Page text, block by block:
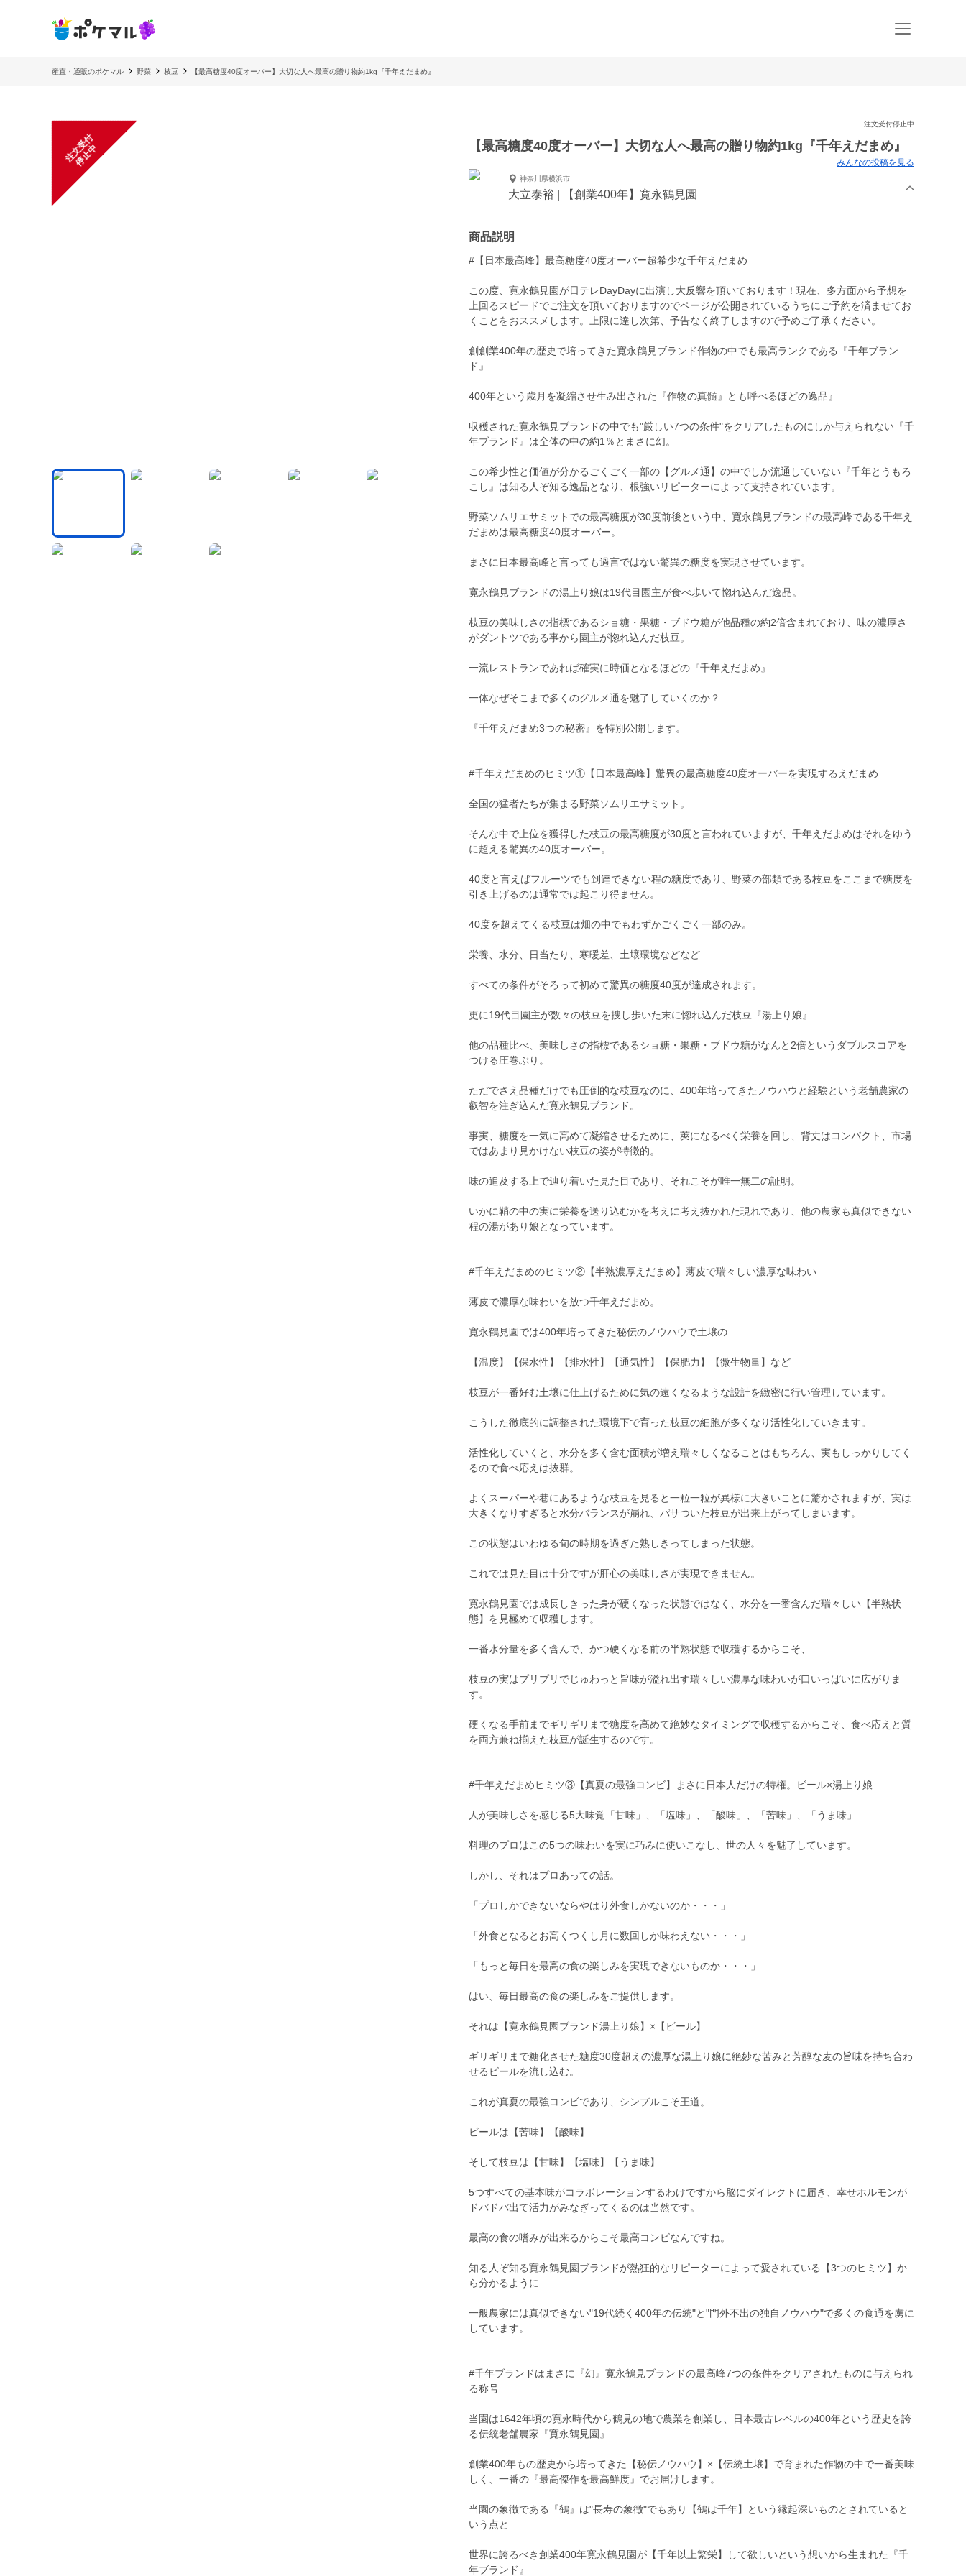
産直・通販のポケマル 野菜 枝豆 【最高糖度40度オーバー】大切な人へ最高の贈り物約1kg『千年えだまめ』
注
文
受
付
停
止
中
注文受付停止中
【最高糖度40度オーバー】大切な人へ最高の贈り物約1kg『千年えだまめ』
みんなの投稿を見る
神奈川県横浜市
大立泰裕 | 【創業400年】寛永鶴見園
商品説明
#【日本最高峰】最高糖度40度オーバー超希少な千年えだまめ
この度、寛永鶴見園が日テレDayDayに出演し大反響を頂いております！現在、多方面から予想を
上回るスピードでご注文を頂いておりますのでページが公開されているうちにご予約を済ませてお
くことをおススメします。上限に達し次第、予告なく終了しますので予めご了承ください。
創創業400年の歴史で培ってきた寛永鶴見ブランド作物の中でも最高ランクである『千年ブラン
ド』
400年という歳月を凝縮させ生み出された『作物の真髄』とも呼べるほどの逸品』
収穫された寛永鶴見ブランドの中でも"厳しい7つの条件"をクリアしたものにしか与えられない『千
年ブランド』は全体の中の約1％とまさに幻。
この希少性と価値が分かるごくごく一部の【グルメ通】の中でしか流通していない『千年とうもろ
こし』は知る人ぞ知る逸品となり、根強いリピーターによって支持されています。
野菜ソムリエサミットでの最高糖度が30度前後という中、寛永鶴見ブランドの最高峰である千年え
だまめは最高糖度40度オーバー。
まさに日本最高峰と言っても過言ではない驚異の糖度を実現させています。
寛永鶴見ブランドの湯上り娘は19代目園主が食べ歩いて惚れ込んだ逸品。
枝豆の美味しさの指標であるショ糖・果糖・ブドウ糖が他品種の約2倍含まれており、味の濃厚さ
がダントツである事から園主が惚れ込んだ枝豆。
一流レストランであれば確実に時価となるほどの『千年えだまめ』
一体なぜそこまで多くのグルメ通を魅了していくのか？
『千年えだまめ3つの秘密』を特別公開します。
#千年えだまめのヒミツ①【日本最高峰】驚異の最高糖度40度オーバーを実現するえだまめ
全国の猛者たちが集まる野菜ソムリエサミット。
そんな中で上位を獲得した枝豆の最高糖度が30度と言われていますが、千年えだまめはそれをゆう
に超える驚異の40度オーバー。
40度と言えばフルーツでも到達できない程の糖度であり、野菜の部類である枝豆をここまで糖度を
引き上げるのは通常では起こり得ません。
40度を超えてくる枝豆は畑の中でもわずかごくごく一部のみ。
栄養、水分、日当たり、寒暖差、土壌環境などなど
すべての条件がそろって初めて驚異の糖度40度が達成されます。
更に19代目園主が数々の枝豆を捜し歩いた末に惚れ込んだ枝豆『湯上り娘』
他の品種比べ、美味しさの指標であるショ糖・果糖・ブドウ糖がなんと2倍というダブルスコアを
つける圧巻ぶり。
ただでさえ品種だけでも圧倒的な枝豆なのに、400年培ってきたノウハウと経験という老舗農家の
叡智を注ぎ込んだ寛永鶴見ブランド。
事実、糖度を一気に高めて凝縮させるために、莢になるべく栄養を回し、背丈はコンパクト、市場
ではあまり見かけない枝豆の姿が特徴的。
味の追及する上で辿り着いた見た目であり、それこそが唯一無二の証明。
いかに鞘の中の実に栄養を送り込むかを考えに考え抜かれた現れであり、他の農家も真似できない
程の湯があり娘となっています。
#千年えだまめのヒミツ②【半熟濃厚えだまめ】薄皮で瑞々しい濃厚な味わい
薄皮で濃厚な味わいを放つ千年えだまめ。
寛永鶴見園では400年培ってきた秘伝のノウハウで土壌の
【温度】【保水性】【排水性】【通気性】【保肥力】【微生物量】など
枝豆が一番好む土壌に仕上げるために気の遠くなるような設計を緻密に行い管理しています。
こうした徹底的に調整された環境下で育った枝豆の細胞が多くなり活性化していきます。
活性化していくと、水分を多く含む面積が増え瑞々しくなることはもちろん、実もしっかりしてく
るので食べ応えは抜群。
よくスーパーや巷にあるような枝豆を見ると一粒一粒が異様に大きいことに驚かされますが、実は
大きくなりすぎると水分バランスが崩れ、パサついた枝豆が出来上がってしまいます。
この状態はいわゆる旬の時期を過ぎた熟しきってしまった状態。
これでは見た目は十分ですが肝心の美味しさが実現できません。
寛永鶴見園では成長しきった身が硬くなった状態ではなく、水分を一番含んだ瑞々しい【半熟状
態】を見極めて収穫します。
一番水分量を多く含んで、かつ硬くなる前の半熟状態で収穫するからこそ、
枝豆の実はプリプリでじゅわっと旨味が溢れ出す瑞々しい濃厚な味わいが口いっぱいに広がりま
す。
硬くなる手前までギリギリまで糖度を高めて絶妙なタイミングで収穫するからこそ、食べ応えと質
を両方兼ね揃えた枝豆が誕生するのです。
#千年えだまめヒミツ③【真夏の最強コンビ】まさに日本人だけの特権。ビール×湯上り娘
人が美味しさを感じる5大味覚「甘味」、「塩味」、「酸味」、「苦味」、「うま味」
料理のプロはこの5つの味わいを実に巧みに使いこなし、世の人々を魅了しています。
しかし、それはプロあっての話。
「プロしかできないならやはり外食しかないのか・・・」
「外食となるとお高くつくし月に数回しか味わえない・・・」
「もっと毎日を最高の食の楽しみを実現できないものか・・・」
はい、毎日最高の食の楽しみをご提供します。
それは【寛永鶴見園ブランド湯上り娘】×【ビール】
ギリギリまで糖化させた糖度30度超えの濃厚な湯上り娘に絶妙な苦みと芳醇な麦の旨味を持ち合わ
せるビールを流し込む。
これが真夏の最強コンビであり、シンプルこそ王道。
ビールは【苦味】【酸味】
そして枝豆は【甘味】【塩味】【うま味】
5つすべての基本味がコラボレーションするわけですから脳にダイレクトに届き、幸せホルモンが
ドバドバ出て活力がみなぎってくるのは当然です。
最高の食の嗜みが出来るからこそ最高コンビなんですね。
知る人ぞ知る寛永鶴見園ブランドが熱狂的なリピーターによって愛されている【3つのヒミツ】か
ら分かるように
一般農家には真似できない"19代続く400年の伝統"と"門外不出の独自ノウハウ"で多くの食通を虜に
しています。
#千年ブランドはまさに『幻』寛永鶴見ブランドの最高峰7つの条件をクリアされたものに与えられ
る称号
当園は1642年頃の寛永時代から鶴見の地で農業を創業し、日本最古レベルの400年という歴史を誇
る伝統老舗農家『寛永鶴見園』
創業400年もの歴史から培ってきた【秘伝ノウハウ】×【伝統土壌】で育まれた作物の中で一番美味
しく、一番の『最高傑作を最高鮮度』でお届けします。
当園の象徴である『鶴』は"長寿の象徴"でもあり【鶴は千年】という縁起深いものとされていると
いう点と
世界に誇るべき創業400年寛永鶴見園が【千年以上繁栄】して欲しいという想いから生まれた『千
年ブランド』